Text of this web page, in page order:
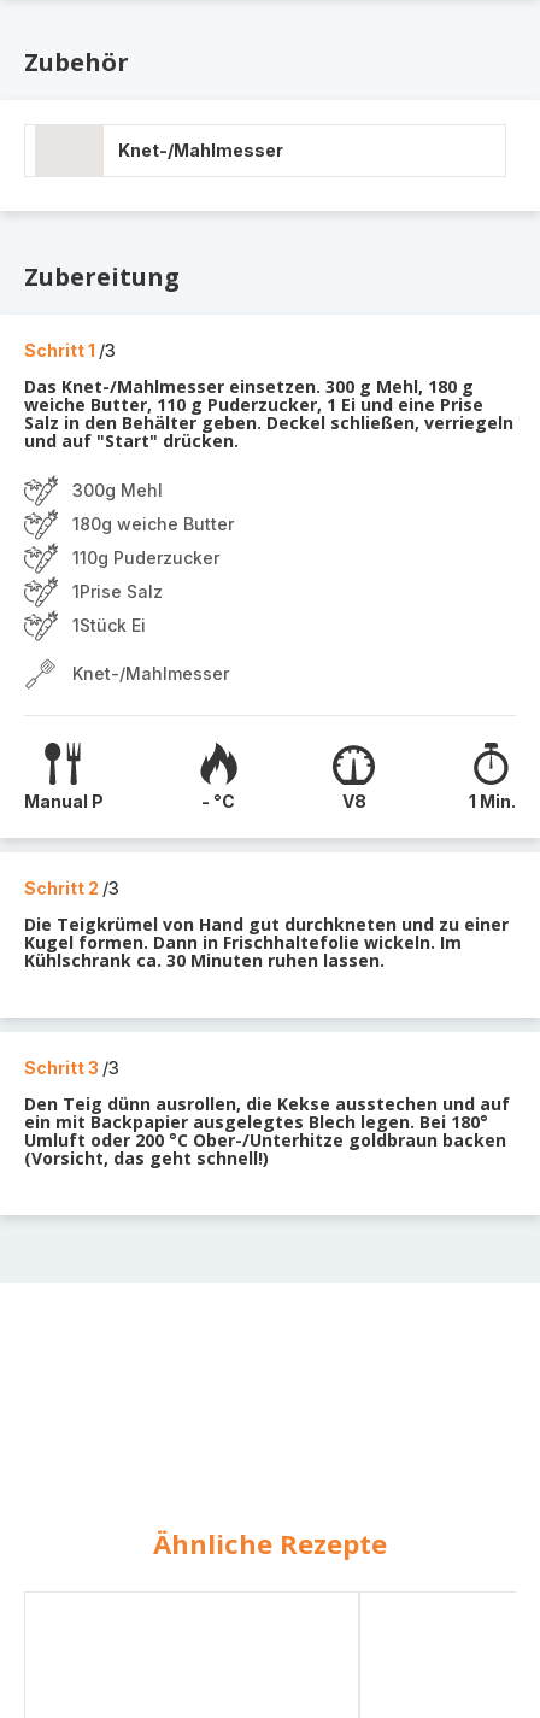
Zubehör
Knet-/Mahlmesser
Zubereitung
Schritt 1 /3
Das Knet-/Mahlmesser einsetzen. 300 g Mehl, 180 g
weiche Butter, 110 g Puderzucker, 1 Ei und eine Prise
Salz in den Behälter geben. Deckel schließen, verriegeln
und auf "Start" drücken.
300g Mehl
180g weiche Butter
110g Puderzucker
1Prise Salz
1Stück Ei
Knet-/Mahlmesser
Manual P - °C V8 1 Min.
Schritt 2 /3
Die Teigkrümel von Hand gut durchkneten und zu einer
Kugel formen. Dann in Frischhaltefolie wickeln. Im
Kühlschrank ca. 30 Minuten ruhen lassen.
Schritt 3 /3
Den Teig dünn ausrollen, die Kekse ausstechen und auf
ein mit Backpapier ausgelegtes Blech legen. Bei 180°
Umluft oder 200 °C Ober-/Unterhitze goldbraun backen
(Vorsicht, das geht schnell!)
Ähnliche Rezepte